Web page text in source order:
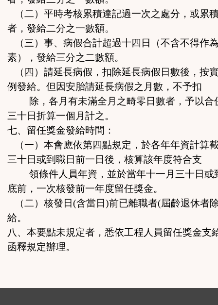
（二）平時考核累積達記過一次之處分，或累
者，發給二分之一數額。
（三）事、病假合計超過十四日（不含不得作
素），發給三分之二數額。
（四）請延長病假，扣除延長病假日數後，按
例發給。但因安胎請延長病假之月數，不予扣
除，各月有未滿全月之畸零日數者，予以合
三十日折算一個月計之。
七、留任獎金發給時間：
（一）本會應依第四點規定，於各年年資計算
三十日或到職日前一日後，核算該年度符合支
領條件人員年資，並於當年十一月三十日或
底前，一次核發前一年度留任獎金。
（二）核發日(含當日)前已離職者(屆齡退休者
給。
八、本要點未規定者，悉依工程人員留任獎金支
函釋規定辦理。